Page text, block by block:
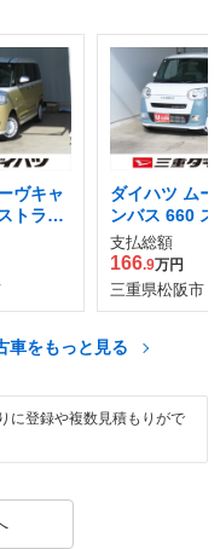
ヴキャ
トライ
ダイハツ ム
ンバス 660
プス G
支払総額
166.9万円
三重県松阪市
車をもっと見る
に登録や複数見積もりがで